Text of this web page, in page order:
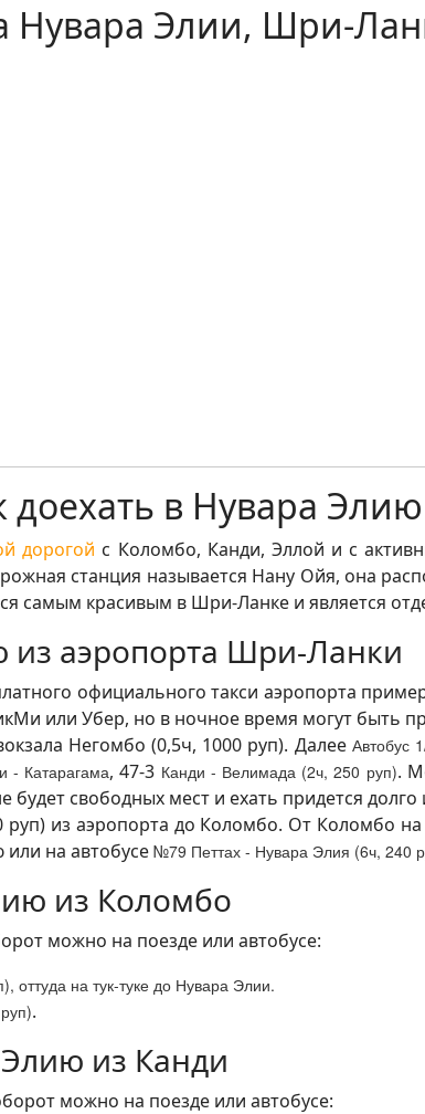
Нувара Элии, Шри-
доехать в Нувара Элию
дорогой с Коломбо, Канди, Эллой и с
станция называется Нану Ойя, она
самым красивым в Шри-Ланке и является
из аэропорта Шри-Ланки
официального такси аэропорта
или Убер, но в ночное время могут быть
Негомбо (0,5ч, 1000 руп). Далее Автобус
- Катарагама, 47-3 Канди - Велимада (2ч, 250 руп).
свободных мест и ехать придется долго
из аэропорта до Коломбо. От Коломбо на
или на автобусе№79 Петтах - Нувара Элия (6ч, 240
из Коломбо
можно на поезде или автобусе:
, оттуда на тук-туке до Нувара Элии.
.
из Канди
можно на поезде или автобусе: